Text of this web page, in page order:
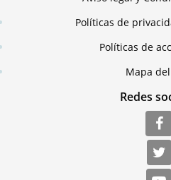
Políticas de
Políticas de
Mapa
Redes